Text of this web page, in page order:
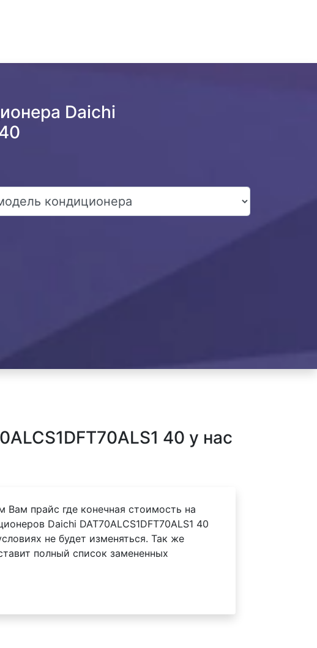
Daichi
40 у нас
Вам прайс где конечная стоимость на
Daichi DAT70ALCS1DFT70ALS1 40
не будет изменяться. Так же
полный список замененных